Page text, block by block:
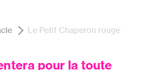
Le Petit Chaperon rouge
pour la toute